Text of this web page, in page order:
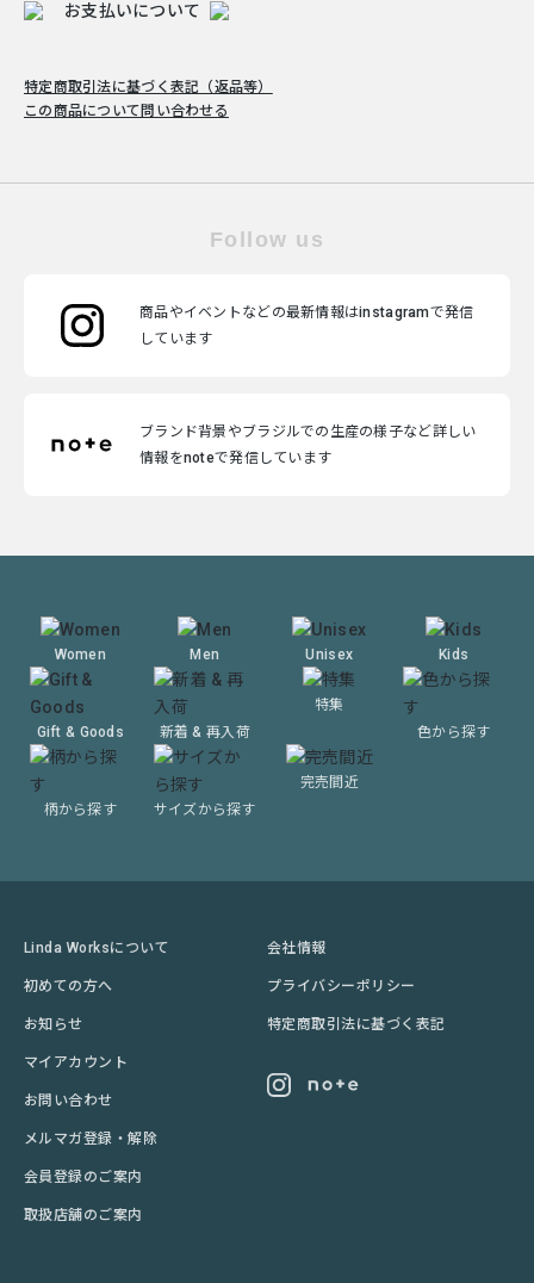
お支払いについて
特定商取引法に基づく表記（返品等）
この商品について問い合わせる
Follow us
商品やイベントなどの最新情報はinstagramで発信
しています
ブランド背景やブラジルでの生産の様子など詳しい
情報をnoteで発信しています
Women Men Unisex Kids
Gift & Goods 新着 & 再入荷
特集
色から探す
柄から探す サイズから探す
完売間近
Linda Worksについて
初めての方へ
お知らせ
マイアカウント
お問い合わせ
メルマガ登録・解除
会員登録のご案内
取扱店舗のご案内
会社情報
プライバシーポリシー
特定商取引法に基づく表記